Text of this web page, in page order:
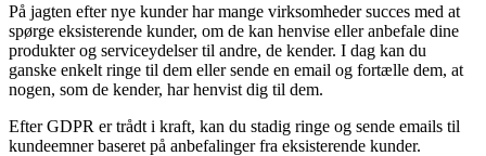
På jagten efter nye kunder har mange virksomheder succes med at
spørge eksisterende kunder, om de kan henvise eller anbefale dine
produkter og serviceydelser til andre, de kender. I dag kan du
ganske enkelt ringe til dem eller sende en email og fortælle dem, at
nogen, som de kender, har henvist dig til dem.
Efter GDPR er trådt i kraft, kan du stadig ringe og sende emails til
kundeemner baseret på anbefalinger fra eksisterende kunder.